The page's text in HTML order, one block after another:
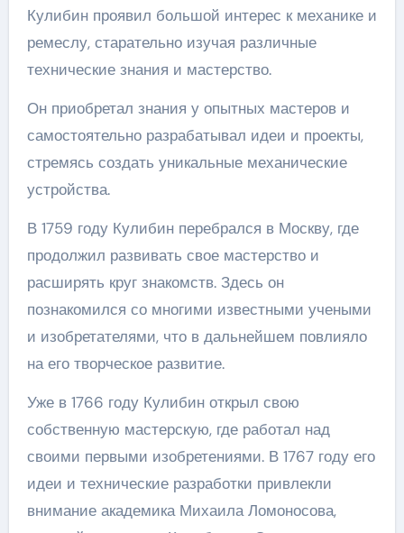
Кулибин проявил большой интерес к механике и
ремеслу, старательно изучая различные
технические знания и мастерство.
Он приобретал знания у опытных мастеров и
самостоятельно разрабатывал идеи и проекты,
стремясь создать уникальные механические
устройства.
В 1759 году Кулибин перебрался в Москву, где
продолжил развивать свое мастерство и
расширять круг знакомств. Здесь он
познакомился со многими известными учеными
и изобретателями, что в дальнейшем повлияло
на его творческое развитие.
Уже в 1766 году Кулибин открыл свою
собственную мастерскую, где работал над
своими первыми изобретениями. В 1767 году его
идеи и технические разработки привлекли
внимание академика Михаила Ломоносова,